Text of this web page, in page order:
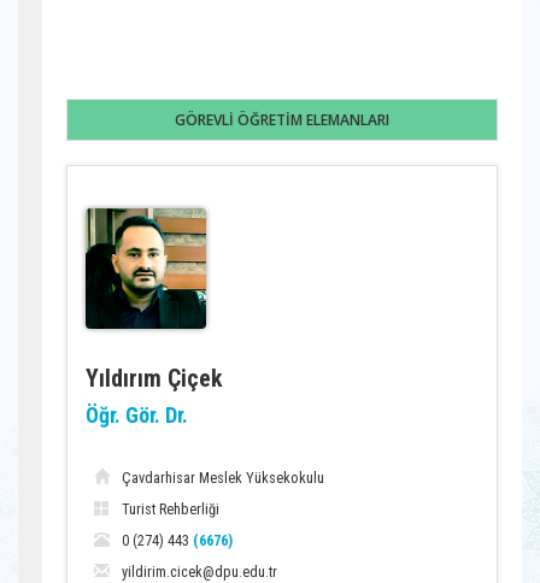
GÖREVLİ ÖĞRETİM ELEMANLARI
Yıldırım Çiçek
Öğr. Gör. Dr.
Çavdarhisar Meslek Yüksekokulu
Turist Rehberliği
0 (274) 443 (6676)
yildirim.cicek@dpu.edu.tr